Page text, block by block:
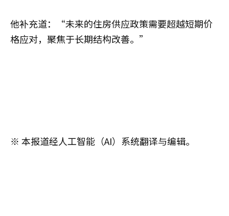
他补充道：“未来的住房供应政策需要超越短期价
格应对，聚焦于长期结构改善。”
※ 本报道经人工智能（AI）系统翻译与编辑。